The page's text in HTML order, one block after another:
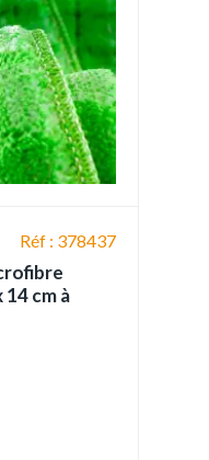
Réf : 378437
cm à